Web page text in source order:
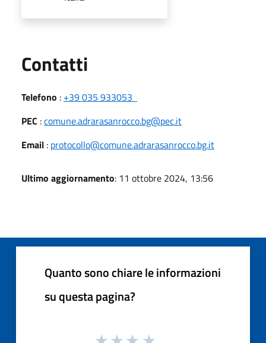
Contatti
Telefono : +39 035 933053
PEC :comune.adrarasanrocco.bg@pec.it
Email : protocollo@comune.adrarasanrocco.bg.it
Ultimo aggiornamento: 11 ottobre 2024, 13:56
Quanto sono chiare le informazioni
su questa pagina?